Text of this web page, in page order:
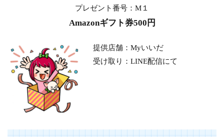
プレゼント番号：M１
Amazonギフト券500円
提供店舗：Myいいだ
受け取り：LINE配信にて